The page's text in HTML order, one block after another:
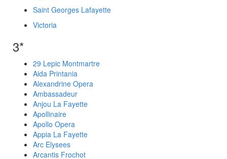
Saint Georges Lafayette
Victoria
3*
29 Lepic Montmartre
Aida Printania
Alexandrine Opera
Ambassadeur
Anjou La Fayette
Apollinaire
Apollo Opera
Appia La Fayette
Arc Elysees
Arcantis Frochot